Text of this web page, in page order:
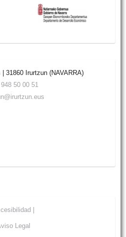
31860 Irurtzun (NAVARRA)
948 50 00 51
|
Legal